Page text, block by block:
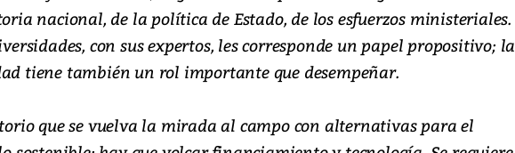
nacional, de la política de Estado, de los esfuerzos ministeriales.
con sus expertos, les corresponde un papel propositivo; la
tiene también un rol importante que desempeñar.
que se vuelva la mirada al campo con alternativas para el